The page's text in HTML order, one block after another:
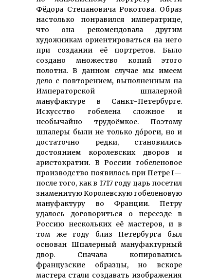
Фёдора Степановича Рокотова. Образ
настолько понравился императрице,
что она рекомендовала другим
художникам ориентироваться на него
при создании её портретов. Было
создано множество копий этого
полотна. В данном случае мы имеем
дело с повторением, выполненным на
Императорской шпалерной
мануфактуре в Санкт-Петербурге.
Искусство гобелена сложное и
необычайно трудоёмкое. Поэтому
шпалеры были не только дóроги, но и
достаточно редки, становились
достоянием королевских дворов и
аристократии. В России гобеленовое
производство появилось при Петре I —
после того, как в 1717 году царь посетил
знаменитую Королевскую гобеленовую
мануфактуру во Франции. Петру
удалось договориться о переезде в
Россию нескольких её мастеров, и в
том же году близ Петербурга был
основан Шпалерный мануфактурный
двор. Сначала копировались
французские образцы, но вскоре
мастера стали создавать изображения